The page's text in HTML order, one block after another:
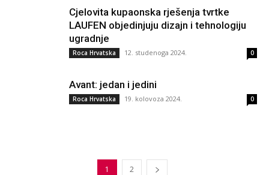
Cjelovita kupaonska rješenja tvrtke
LAUFEN objedinjuju dizajn i tehnologiju
ugradnje
Roca Hrvatska 12. studenoga 2024. 0
Avant: jedan i jedini
Roca Hrvatska 19. kolovoza 2024. 0
1 2